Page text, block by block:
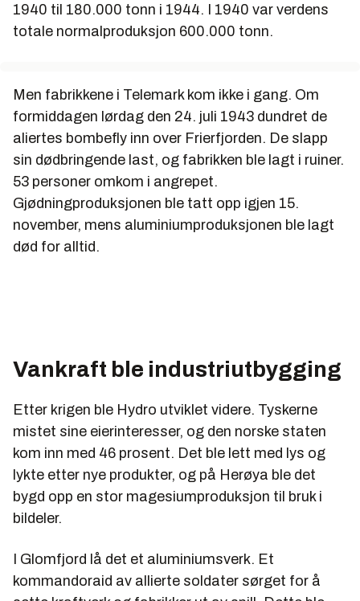
1940 til 180.000 tonn i 1944. I 1940 var verdens
totale normalproduksjon 600.000 tonn.
Men fabrikkene i Telemark kom ikke i gang. Om
formiddagen lørdag den 24. juli 1943 dundret de
aliertes bombefly inn over Frierfjorden. De slapp
sin dødbringende last, og fabrikken ble lagt i ruiner.
53 personer omkom i angrepet.
Gjødningproduksjonen ble tatt opp igjen 15.
november, mens aluminiumproduksjonen ble lagt
død for alltid.
Vankraft ble industriutbygging
Etter krigen ble Hydro utviklet videre. Tyskerne
mistet sine eierinteresser, og den norske staten
kom inn med 46 prosent. Det ble lett med lys og
lykte etter nye produkter, og på Herøya ble det
bygd opp en stor magesiumproduksjon til bruk i
bildeler.
I Glomfjord lå det et aluminiumsverk. Et
kommandoraid av allierte soldater sørget for å